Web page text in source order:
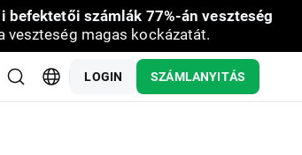
számlák 77%-án veszteség
veszteség magas kockázatát.
LOGIN SZÁMLANYITÁS